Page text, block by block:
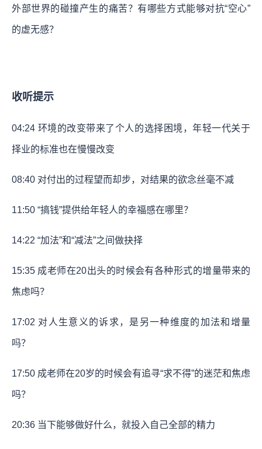
外部世界的碰撞产生的痛苦？有哪些方式能够对抗“空心”
的虚无感？
收听提示
04:24 环境的改变带来了个人的选择困境，年轻一代关于
择业的标准也在慢慢改变
08:40 对付出的过程望而却步，对结果的欲念丝毫不减
11:50 “搞钱”提供给年轻人的幸福感在哪里？
14:22 “加法”和“减法”之间做抉择
15:35 成老师在20出头的时候会有各种形式的增量带来的
焦虑吗？
17:02 对人生意义的诉求，是另一种维度的加法和增量
吗？
17:50 成老师在20岁的时候会有追寻“求不得”的迷茫和焦虑
吗？
20:36 当下能够做好什么，就投入自己全部的精力